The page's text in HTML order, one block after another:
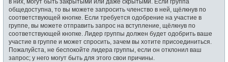
общедоступна, то вы можете запросить членство в ней, щёлкнув по
соответствующей кнопке. Если требуется одобрение на участие в
группе, вы можете отправить запрос на вступление, щёлкнув по
соответствующей кнопке. Лидер группы должен будет одобрить ваше
участие в группе и может спросить, зачем вы хотите присоединиться.
Пожалуйста, не беспокойте лидера группы, если он отклонил ваш
запрос; у него могут быть для этого свои причины.